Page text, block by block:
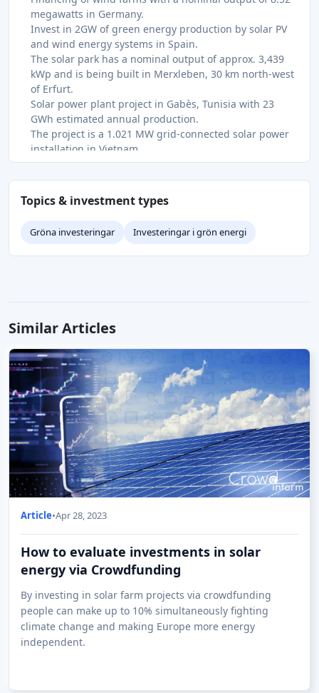
megawatts in Germany.
Invest in 2GW of green energy production by solar PV
and wind energy systems in Spain.
The solar park has a nominal output of approx. 3,439
kWp and is being built in Merxleben, 30 km north-west
of Erfurt.
Solar power plant project in Gabès, Tunisia with 23
GWh estimated annual production.
The project is a 1.021 MW grid-connected solar power
installation in Vietnam.
This project will be located in Llardecans and will add
49.90 MWP of solar energy.
Financing a ground-mounted solar power plant located
in France.
Topics & investment types
Gröna investeringar Investeringar i grön energi
Similar Articles
Article•Apr 28, 2023
How to evaluate investments in solar
energy via Crowdfunding
By investing in solar farm projects via crowdfunding
people can make up to 10% simultaneously fighting
climate change and making Europe more energy
independent.